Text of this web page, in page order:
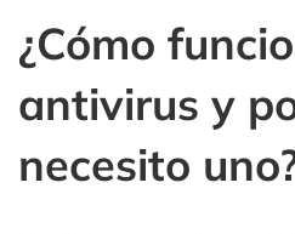
¿Cómo
antivirus y
necesito